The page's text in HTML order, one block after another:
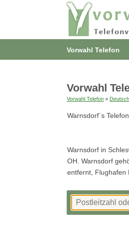
Vorwahl Telefon
Vorwahl
Vorwahl Telefon »
Warnsdorf`s
Warnsdorf in
OH. Warnsdorf
entfernt, Flughafen